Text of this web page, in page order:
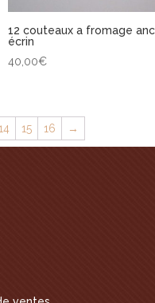
12 couteaux a fromage
écrin
40,00€
15 16 →